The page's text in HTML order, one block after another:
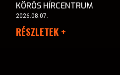
KÖRÖS HÍRCENTRUM
2026.08.07.
RÉSZLETEK +